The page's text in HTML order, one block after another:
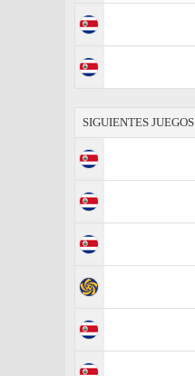
SIGUIENTES JUEGOS